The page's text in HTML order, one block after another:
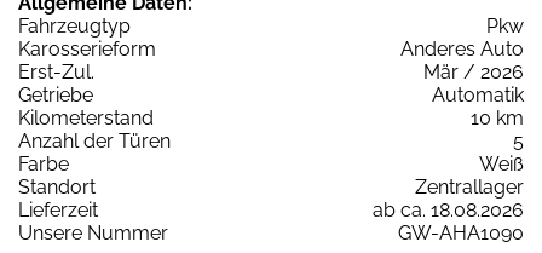
Fahrzeugtyp
Pkw
Karosserieform
Anderes Auto
Erst-Zul.
Mär / 2026
Getriebe
Automatik
Kilometerstand
10 km
Anzahl der Türen
5
Farbe
Weiß
Standort
Zentrallager
Lieferzeit
ab ca. 18.08.2026
Unsere Nummer
GW-AHA1090